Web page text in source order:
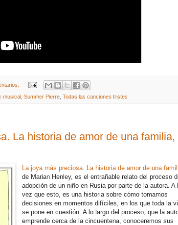
musical Summer Pierre Todas las canciones tristes
La historia de amor de una familia,
La joya más preciosa. La historia de amor de una
de Marian Henley, es el entrañable relato del proceso
adopción de un niño en Rusia por parte de la autora. A
vez que esto, es una historia sobre cómo tomamos
decisiones en momentos difíciles, en los que toda la
se pone en cuestión. A lo largo del proceso, que la
emprende cerca de la cincuentena, conoceremos sus